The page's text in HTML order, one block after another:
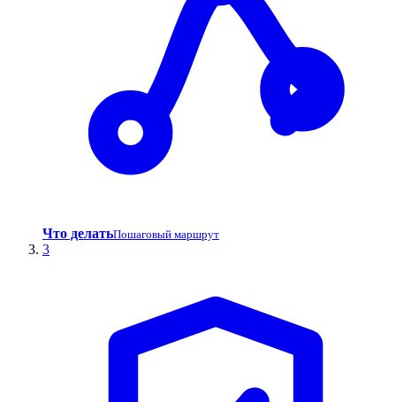
Что делатьПошаговый маршрут
3